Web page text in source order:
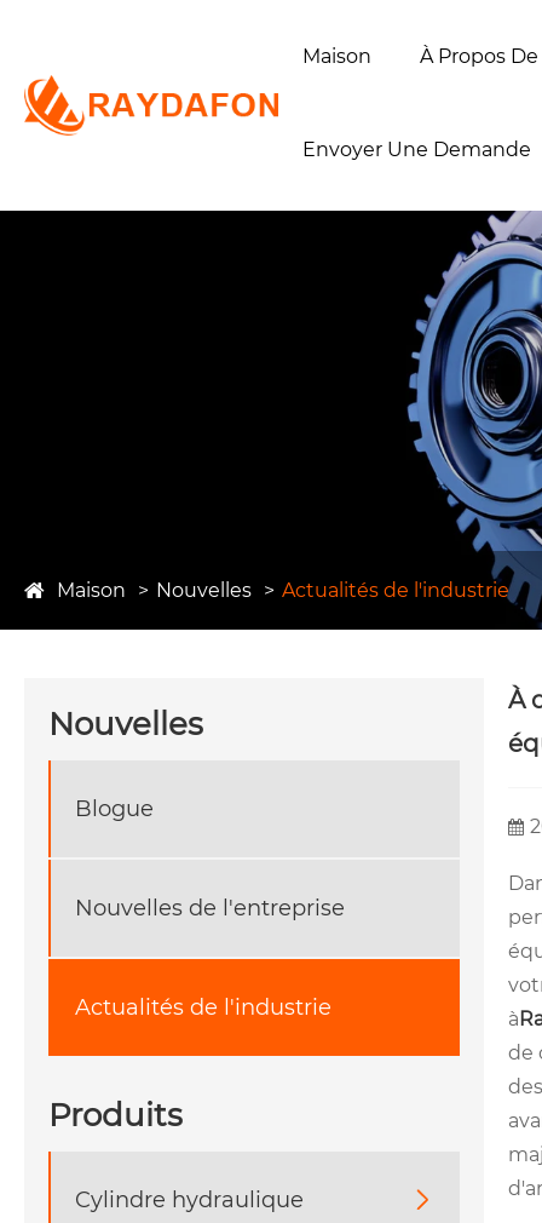
Maison À Propos
Envoyer Une Demande
Maison Nouvelles Actualités de l'industrie
Nouvelles
Blogue
Nouvelles de l'entreprise
Actualités de l'industrie
Produits
Cylindre hydraulique 
À
à
de